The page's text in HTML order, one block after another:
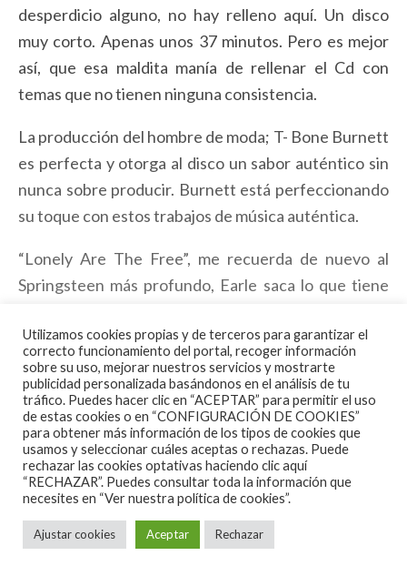
desperdicio alguno, no hay relleno aquí. Un disco
muy corto. Apenas unos 37 minutos. Pero es mejor
así, que esa maldita manía de rellenar el Cd con
temas que no tienen ninguna consistencia.
La producción del hombre de moda; T- Bone Burnett
es perfecta y otorga al disco un sabor auténtico sin
nunca sobre producir. Burnett está perfeccionando
su toque con estos trabajos de música auténtica.
“Lonely Are The Free”, me recuerda de nuevo al
Springsteen más profundo, Earle saca lo que tiene
La temática general del disco y según Earle trata
sobre la muerte. Recordar que es la primera
colección material original desde su disco del 2007,
“Washington Square Serenade”
“Heaven and Hell” comparte voces con su amada y
sigue con la misma dinámica, de temas lentos con
aura de misterio y de negrura. Siempre con un
acompañamiento sobrio, adecuado, que nunca pisa
Utilizamos cookies propias y de terceros para garantizar el
correcto funcionamiento del portal, recoger información
sobre su uso, mejorar nuestros servicios y mostrarte
publicidad personalizada basándonos en el análisis de tu
tráfico. Puedes hacer clic en “ACEPTAR” para permitir el uso
de estas cookies o en “CONFIGURACIÓN DE COOKIES”
para obtener más información de los tipos de cookies que
usamos y seleccionar cuáles aceptas o rechazas. Puede
rechazar las cookies optativas haciendo clic aquí
“RECHAZAR”. Puedes consultar toda la información que
necesites en “Ver nuestra política de cookies”.
Ajustar cookies Aceptar Rechazar